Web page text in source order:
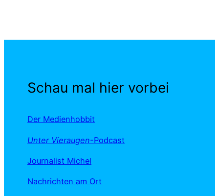
Schau mal hier vorbei
Der Medienhobbit
Unter Vieraugen-Podcast
Journalist Michel
Nachrichten am Ort